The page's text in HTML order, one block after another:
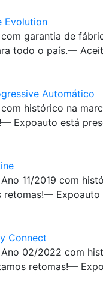
Evolution
garantia de
todo o país.—
Automático
histórico na
Expoauto está
11/2019 com
Expoauto
Connect
02/2022 com
retomas!—